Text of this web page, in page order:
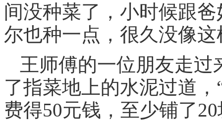
间没种菜了，小时候跟
尔也种一点，很久没像
王师傅的一位朋友走
了指菜地上的水泥过道
费得50元钱，至少铺了